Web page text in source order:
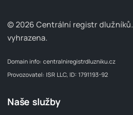
© 2026 Centrální registr dlužníků.
vyhrazena.
Domain info: centralniregistrdluzniku.cz
Provozovatel: ISR LLC, ID: 1791193-92
Naše služby